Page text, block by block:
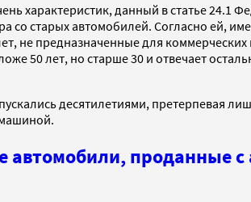
данный в статье 24.1
со старых автомобилей. Согласно ей,
не предназначенные для
50 лет, но старше 30 и отвечает
десятилетиями, претерпевая
проданные с